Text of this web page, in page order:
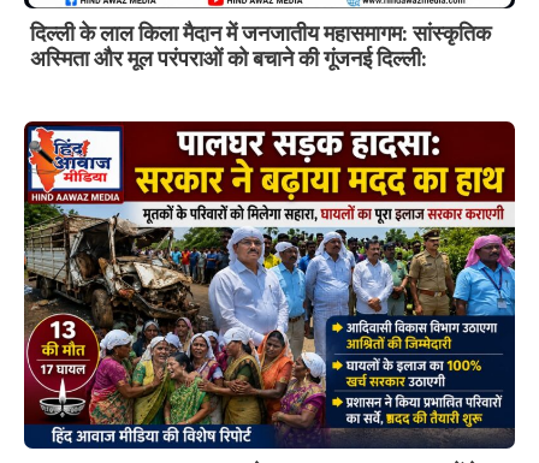
दिल्ली के लाल किला मैदान में जनजातीय महासमागम: सांस्कृतिक
अस्मिता और मूल परंपराओं को बचाने की गूंजनई दिल्ली: